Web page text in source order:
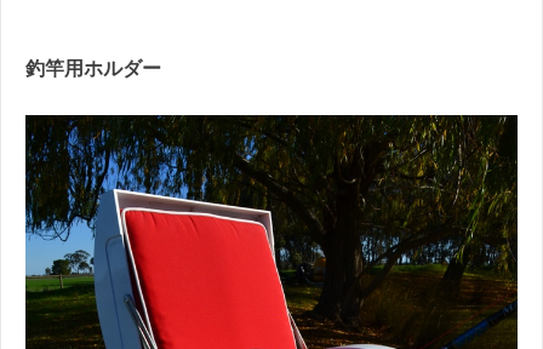
釣竿用ホルダー